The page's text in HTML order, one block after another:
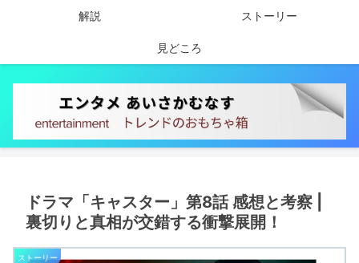
解説 ストーリー
見どころ
ドラマ「キャスター」第8話 感想と考察 |
裏切りと真相が交錯する衝撃展開！
ストーリー